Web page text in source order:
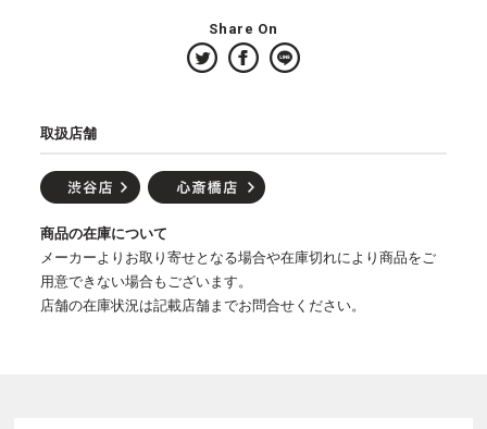
Share On
取扱店舗
商品の在庫について
メーカーよりお取り寄せとなる場合や在庫切れにより商品をご
用意できない場合もございます。
店舗の在庫状況は記載店舗までお問合せください。